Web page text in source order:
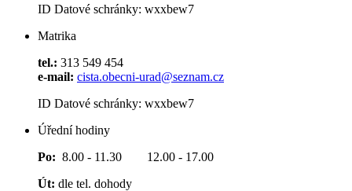
ID Datové schránky: wxxbew7
Matrika
tel.: 313 549 454
e-mail: cista.obecni-urad@seznam.cz
ID Datové schránky: wxxbew7
Úřední hodiny
Po: 8.00 - 11.30 12.00 - 17.00
Út: dle tel. dohody